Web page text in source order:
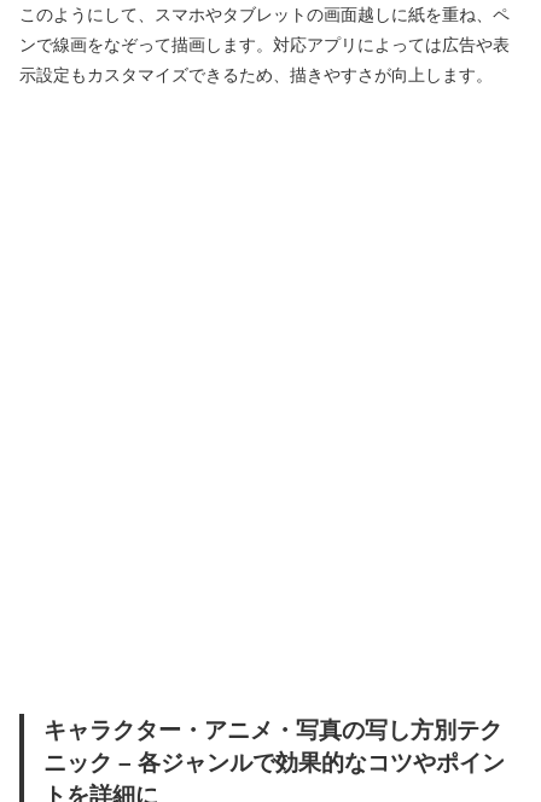
このようにして、スマホやタブレットの画面越しに紙を重ね、ペ
ンで線画をなぞって描画します。対応アプリによっては広告や表
示設定もカスタマイズできるため、描きやすさが向上します。
キャラクター・アニメ・写真の写し方別テク
ニック – 各ジャンルで効果的なコツやポイン
トを詳細に